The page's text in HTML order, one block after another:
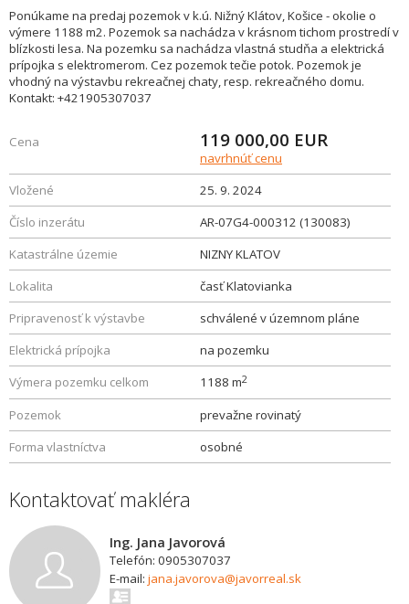
Ponúkame na predaj pozemok v k.ú. Nižný Klátov, Košice - okolie o
výmere 1188 m2. Pozemok sa nachádza v krásnom tichom prostredí v
blízkosti lesa. Na pozemku sa nachádza vlastná studňa a elektrická
prípojka s elektromerom. Cez pozemok tečie potok. Pozemok je
vhodný na výstavbu rekreačnej chaty, resp. rekreačného domu.
Kontakt: +421905307037
Cena 119 000,00 EUR
navrhnúť cenu
Vložené
25. 9. 2024
Číslo inzerátu
AR-07G4-000312 (130083)
Katastrálne územie
NIZNY KLATOV
Lokalita
časť Klatovianka
Pripravenosť k výstavbe
schválené v územnom pláne
Elektrická prípojka
na pozemku
Výmera pozemku celkom
1188 m2
Pozemok
prevažne rovinatý
Forma vlastníctva
osobné
Kontaktovať makléra
Ing. Jana Javorová
Telefón: 0905307037
E-mail: jana.javorova@javorreal.sk